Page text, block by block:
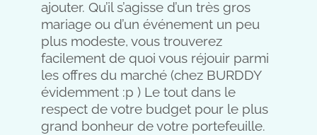
ajouter. Qu’il s’agisse d’un très gros
mariage ou d’un événement un peu
plus modeste, vous trouverez
facilement de quoi vous réjouir parmi
les offres du marché (chez BURDDY
évidemment :p ) Le tout dans le
respect de votre budget pour le plus
grand bonheur de votre portefeuille.